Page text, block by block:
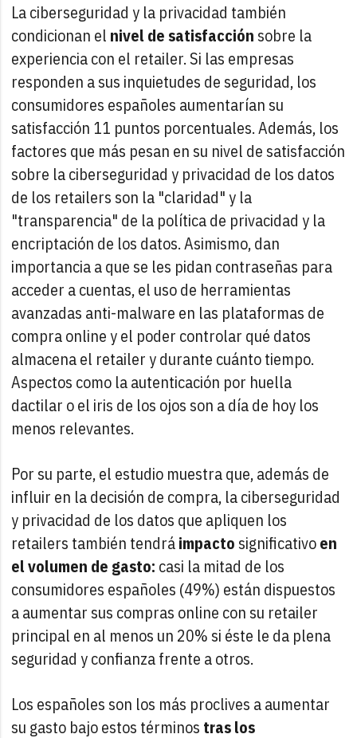
La ciberseguridad y la privacidad también
condicionan el nivel de satisfacción sobre la
experiencia con el retailer. Si las empresas
responden a sus inquietudes de seguridad, los
consumidores españoles aumentarían su
satisfacción 11 puntos porcentuales. Además, los
factores que más pesan en su nivel de satisfacción
sobre la ciberseguridad y privacidad de los datos
de los retailers son la "claridad" y la
"transparencia" de la política de privacidad y la
encriptación de los datos. Asimismo, dan
importancia a que se les pidan contraseñas para
acceder a cuentas, el uso de herramientas
avanzadas anti-malware en las plataformas de
compra online y el poder controlar qué datos
almacena el retailer y durante cuánto tiempo.
Aspectos como la autenticación por huella
dactilar o el iris de los ojos son a día de hoy los
menos relevantes.
Por su parte, el estudio muestra que, además de
influir en la decisión de compra, la ciberseguridad
y privacidad de los datos que apliquen los
retailers también tendráimpacto significativoen
el volumen de gasto: casi la mitad de los
consumidores españoles (49%) están dispuestos
a aumentar sus compras online con su retailer
principal en al menos un 20% si éste le da plena
seguridad y confianza frente a otros.
Los españoles son los más proclives a aumentar
su gasto bajo estos términos tras los